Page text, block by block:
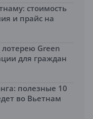
стоимость
и прайс на
лотерею Green
для граждан
полезные 10
во Вьетнам